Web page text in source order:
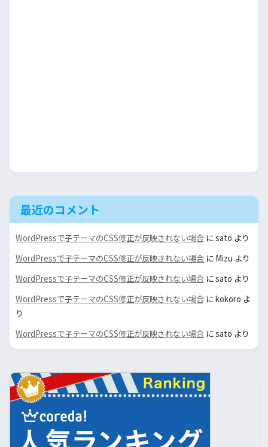
最近のコメント
WordPressで子テーマのCSS修正が反映されない場合 にsato より
WordPressで子テーマのCSS修正が反映されない場合 に Mizu より
WordPressで子テーマのCSS修正が反映されない場合 にsato より
WordPressで子テーマのCSS修正が反映されない場合 にkokoro よ
り
WordPressで子テーマのCSS修正が反映されない場合 にsato より